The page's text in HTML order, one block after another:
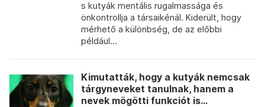
s kutyák mentális rugalmassága és
önkontrollja a társaikénál. Kiderült, hogy
mérhető a különbség, de az előbbi
például...
Kimutatták, hogy a kutyák nemcsak
tárgyneveket tanulnak, hanem a
nevek mögötti funkciót is...